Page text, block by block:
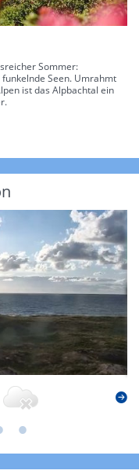
Sommer:
Seen. Umrahmt
ist das Alpbachtal ein